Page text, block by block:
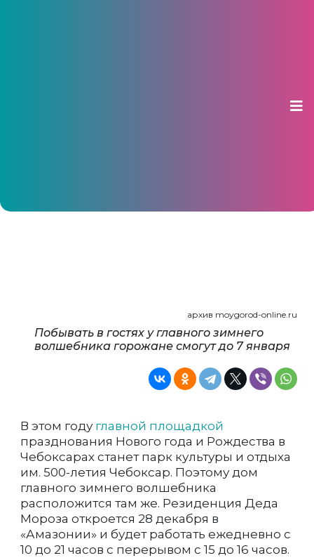
архив moygorod-online.ru
Побывать в гостях у главного зимнего
волшебника горожане смогут до 7 января
В этом году главной площадкой
празднования Нового года и Рождества в
Чебоксарах станет парк культуры и отдыха
им. 500-летия Чебоксар. Поэтому дом
главного зимнего волшебника
расположится там же. Резиденция Деда
Мороза откроется 28 декабря в
«Амазонии» и будет работать ежедневно с
10 до 21 часов с перерывом с 15 до 16 часов.